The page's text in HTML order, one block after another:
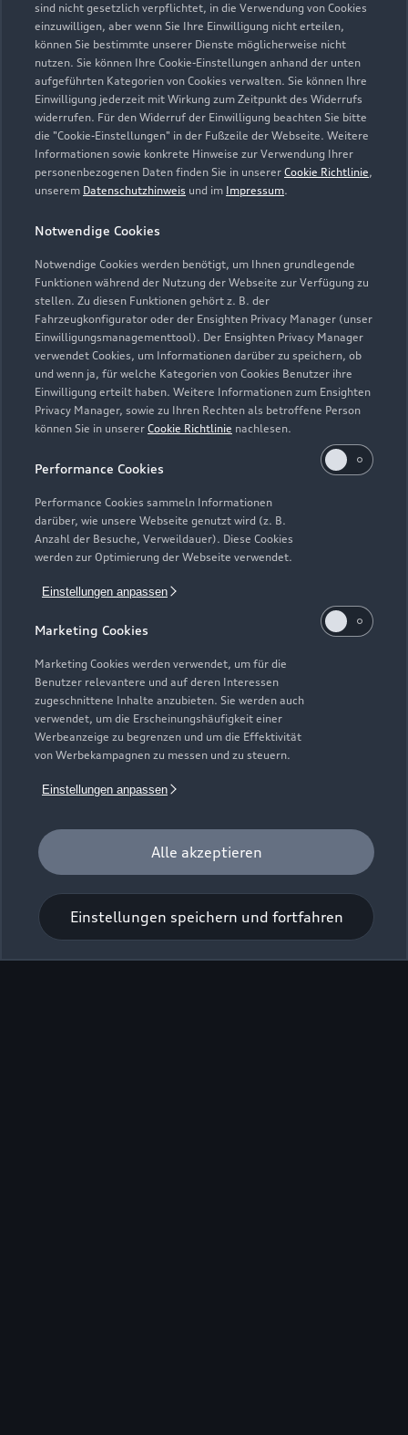
sind nicht gesetzlich verpflichtet, in die Verwendung von Cookies
einzuwilligen, aber wenn Sie Ihre Einwilligung nicht erteilen,
können Sie bestimmte unserer Dienste möglicherweise nicht
nutzen. Sie können Ihre Cookie-Einstellungen anhand der unten
aufgeführten Kategorien von Cookies verwalten. Sie können Ihre
Einwilligung jederzeit mit Wirkung zum Zeitpunkt des Widerrufs
widerrufen. Für den Widerruf der Einwilligung beachten Sie bitte
die "Cookie-Einstellungen" in der Fußzeile der Webseite. Weitere
Informationen sowie konkrete Hinweise zur Verwendung Ihrer
personenbezogenen Daten finden Sie in unserer Cookie Richtlinie,
unserem Datenschutzhinweis und im Impressum.
Notwendige Cookies
Notwendige Cookies werden benötigt, um Ihnen grundlegende
Funktionen während der Nutzung der Webseite zur Verfügung zu
stellen. Zu diesen Funktionen gehört z. B. der
Fahrzeugkonfigurator oder der Ensighten Privacy Manager (unser
Einwilligungsmanagementtool). Der Ensighten Privacy Manager
verwendet Cookies, um Informationen darüber zu speichern, ob
und wenn ja, für welche Kategorien von Cookies Benutzer ihre
Einwilligung erteilt haben. Weitere Informationen zum Ensighten
Privacy Manager, sowie zu Ihren Rechten als betroffene Person
können Sie in unserer Cookie Richtlinie nachlesen.
Performance Cookies
Performance Cookies sammeln Informationen
darüber, wie unsere Webseite genutzt wird (z. B.
Anzahl der Besuche, Verweildauer). Diese Cookies
werden zur Optimierung der Webseite verwendet.
Einstellungen anpassen
Marketing Cookies
Marketing Cookies werden verwendet, um für die
Benutzer relevantere und auf deren Interessen
zugeschnittene Inhalte anzubieten. Sie werden auch
verwendet, um die Erscheinungshäufigkeit einer
Werbeanzeige zu begrenzen und um die Effektivität
von Werbekampagnen zu messen und zu steuern.
Einstellungen anpassen
Alle akzeptieren
Einstellungen speichern und fortfahren
Grenzstraße 115 - 119
46045 Oberhausen
0208 850990
doris.beltingvangessel@leo-belting.de
Kontaktdaten herunterladen
Öffnungszeiten
Öffnungszeiten Service
Geschlossen, öffnet amMontag 07:30
Öffnungszeiten Teile- und
Zubehörverkauf
Montag 07:30